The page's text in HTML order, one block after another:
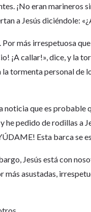
¡No eran marineros
a Jesús diciéndole:
más irrespetuosa
¡A callar!», dice, y la
la tormenta personal
que es probable
pedido de rodillas a
Esta barca se
Jesús está con
más asustadas,